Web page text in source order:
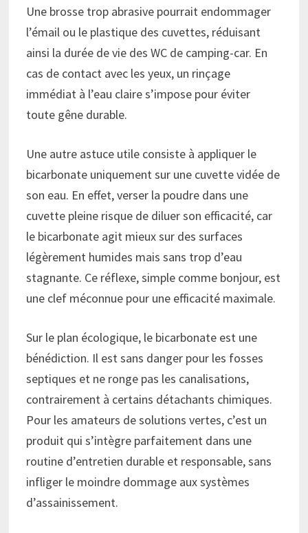
Une brosse trop abrasive pourrait endommager
l’émail ou le plastique des cuvettes, réduisant
ainsi la durée de vie des WC de camping-car. En
cas de contact avec les yeux, un rinçage
immédiat à l’eau claire s’impose pour éviter
toute gêne durable.
Une autre astuce utile consiste à appliquer le
bicarbonate uniquement sur une cuvette vidée de
son eau. En effet, verser la poudre dans une
cuvette pleine risque de diluer son efficacité, car
le bicarbonate agit mieux sur des surfaces
légèrement humides mais sans trop d’eau
stagnante. Ce réflexe, simple comme bonjour, est
une clef méconnue pour une efficacité maximale.
Sur le plan écologique, le bicarbonate est une
bénédiction. Il est sans danger pour les fosses
septiques et ne ronge pas les canalisations,
contrairement à certains détachants chimiques.
Pour les amateurs de solutions vertes, c’est un
produit qui s’intègre parfaitement dans une
routine d’entretien durable et responsable, sans
infliger le moindre dommage aux systèmes
d’assainissement.